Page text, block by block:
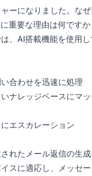
ーになりました。な
重要な理由は何ですか
、AI搭載機能を使用
合わせを迅速に処理
ナレッジベースにマ
エスカレーション
れたメール返信の生
スに適応し、メッセ